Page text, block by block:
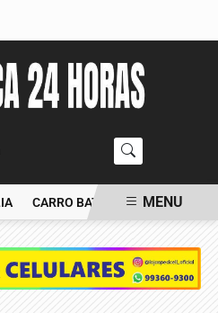
CARRO BATE EM ÁRVORE, PEGA
MENU